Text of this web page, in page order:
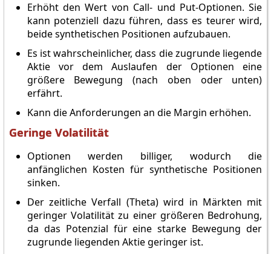
Erhöht den Wert von Call- und Put-Optionen. Sie
kann potenziell dazu führen, dass es teurer wird,
beide synthetischen Positionen aufzubauen.
Es ist wahrscheinlicher, dass die zugrunde liegende
Aktie vor dem Auslaufen der Optionen eine
größere Bewegung (nach oben oder unten)
erfährt.
Kann die Anforderungen an die Margin erhöhen.
Geringe Volatilität
Optionen werden billiger, wodurch die
anfänglichen Kosten für synthetische Positionen
sinken.
Der zeitliche Verfall (Theta) wird in Märkten mit
geringer Volatilität zu einer größeren Bedrohung,
da das Potenzial für eine starke Bewegung der
zugrunde liegenden Aktie geringer ist.